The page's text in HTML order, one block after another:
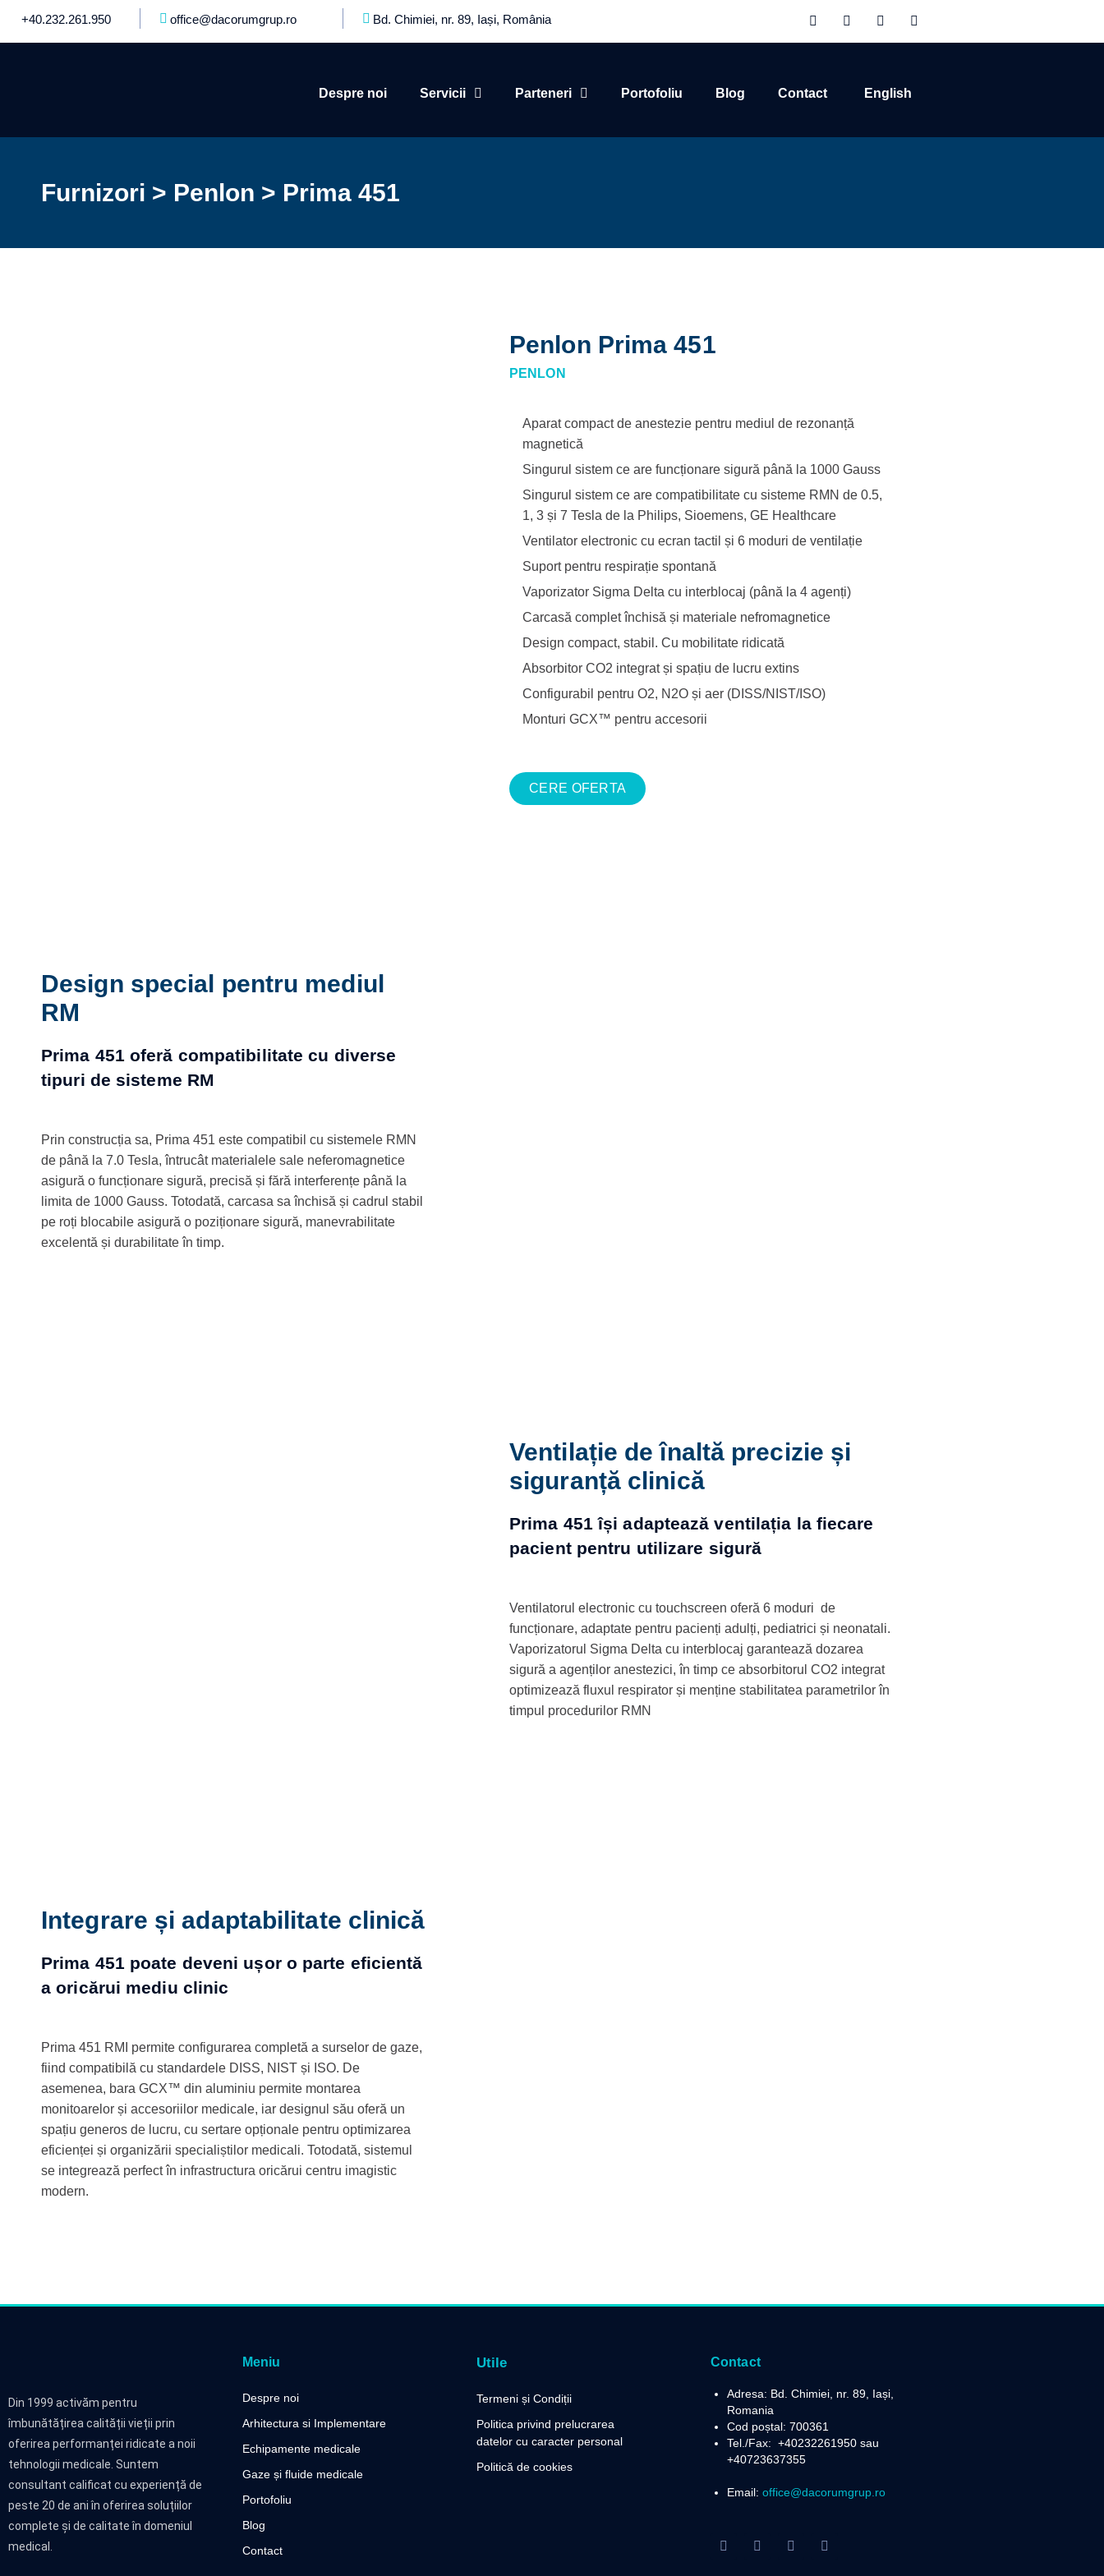
+40.232.261.950 office@dacorumgrup.ro Bd. Chimiei, nr. 89, Iași, România
Despre noi Servicii Parteneri Portofoliu Blog Contact English
Furnizori > Penlon > Prima 451
Penlon Prima 451
PENLON
Aparat compact de anestezie pentru mediul de rezonanță
magnetică
Singurul sistem ce are funcționare sigură până la 1000 Gauss
Singurul sistem ce are compatibilitate cu sisteme RMN de 0.5,
1, 3 și 7 Tesla de la Philips, Sioemens, GE Healthcare
Ventilator electronic cu ecran tactil și 6 moduri de ventilație
Suport pentru respirație spontană
Vaporizator Sigma Delta cu interblocaj (până la 4 agenți)
Carcasă complet închisă și materiale nefromagnetice
Design compact, stabil. Cu mobilitate ridicată
Absorbitor CO2 integrat și spațiu de lucru extins
Configurabil pentru O2, N2O și aer (DISS/NIST/ISO)
Monturi GCX™ pentru accesorii
CERE OFERTA
Design special pentru mediul
RM
Prima 451 oferă compatibilitate cu diverse
tipuri de sisteme RM
Prin construcția sa, Prima 451 este compatibil cu sistemele RMN
de până la 7.0 Tesla, întrucât materialele sale neferomagnetice
asigură o funcționare sigură, precisă și fără interferențe până la
limita de 1000 Gauss. Totodată, carcasa sa închisă și cadrul stabil
pe roți blocabile asigură o poziționare sigură, manevrabilitate
excelentă și durabilitate în timp.
Ventilație de înaltă precizie și
siguranță clinică
Prima 451 își adaptează ventilația la fiecare
pacient pentru utilizare sigură
Ventilatorul electronic cu touchscreen oferă 6 moduri de
funcționare, adaptate pentru pacienți adulți, pediatrici și neonatali.
Vaporizatorul Sigma Delta cu interblocaj garantează dozarea
sigură a agenților anestezici, în timp ce absorbitorul CO2 integrat
optimizează fluxul respirator și menține stabilitatea parametrilor în
timpul procedurilor RMN
Integrare și adaptabilitate clinică
Prima 451 poate deveni ușor o parte eficientă
a oricărui mediu clinic
Prima 451 RMI permite configurarea completă a surselor de gaze,
fiind compatibilă cu standardele DISS, NIST și ISO. De
asemenea, bara GCX™ din aluminiu permite montarea
monitoarelor și accesoriilor medicale, iar designul său oferă un
spațiu generos de lucru, cu sertare opționale pentru optimizarea
eficienței și organizării specialiștilor medicali. Totodată, sistemul
se integrează perfect în infrastructura oricărui centru imagistic
modern.
Din 1999 activăm pentru
îmbunătățirea calității vieții prin
oferirea performanței ridicate a noii
tehnologii medicale. Suntem
consultant calificat cu experiență de
peste 20 de ani în oferirea soluțiilor
complete și de calitate în domeniul
medical.
Meniu
Despre noi
Arhitectura si Implementare
Echipamente medicale
Gaze și fluide medicale
Portofoliu
Blog
Contact
Utile
Termeni și Condiții
Politica privind prelucrarea
datelor cu caracter personal
Politică de cookies
Contact
Adresa: Bd. Chimiei, nr. 89, Iași,
Romania
Cod poștal: 700361
Tel./Fax: +40232261950 sau
+40723637355
Email: office@dacorumgrup.ro